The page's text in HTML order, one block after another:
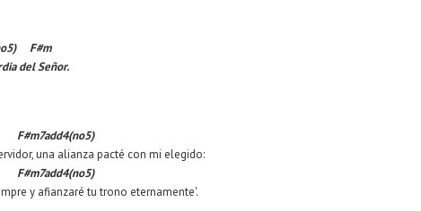
F#m
del Señor.
F#m7add4(no5)
una alianza pacté con mi elegido:
F#m7add4(no5)
y afianzaré tu trono eternamente'.